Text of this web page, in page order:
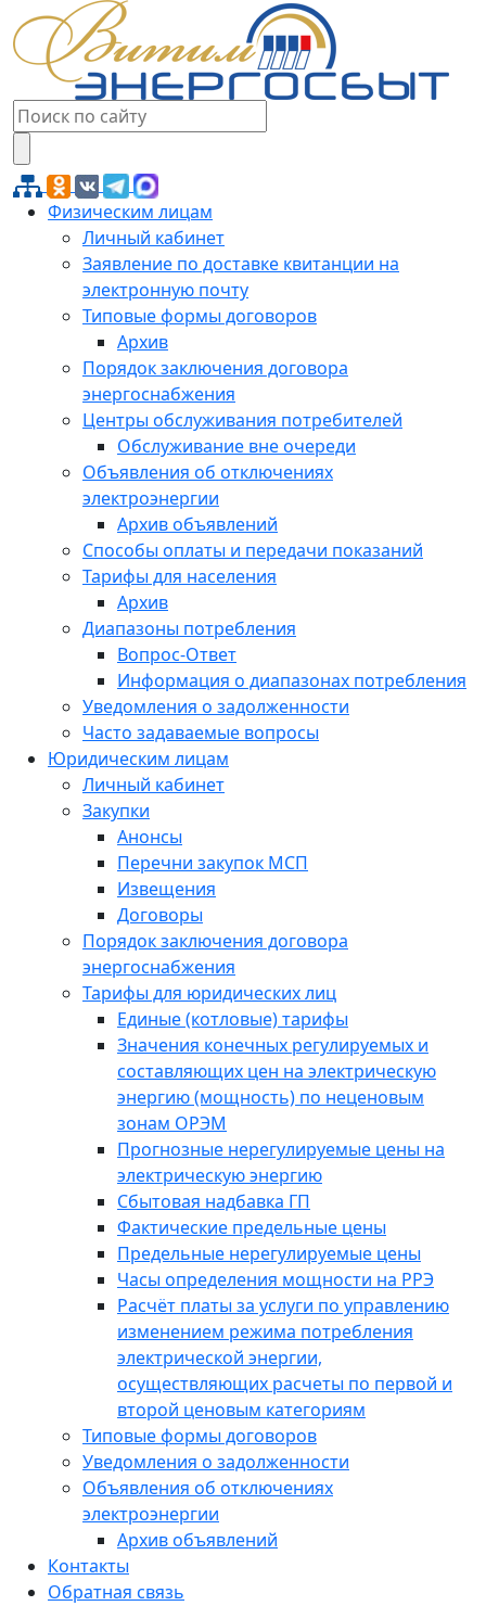
Физическим лицам
Личный кабинет
Заявление по доставке квитанции на
электронную почту
Типовые формы договоров
Архив
Порядок заключения договора
энергоснабжения
Центры обслуживания потребителей
Обслуживание вне очереди
Объявления об отключениях
электроэнергии
Архив объявлений
Способы оплаты и передачи показаний
Тарифы для населения
Архив
Диапазоны потребления
Вопрос-Ответ
Информация о диапазонах потребления
Уведомления о задолженности
Часто задаваемые вопросы
Юридическим лицам
Личный кабинет
Закупки
Анонсы
Перечни закупок МСП
Извещения
Договоры
Порядок заключения договора
энергоснабжения
Тарифы для юридических лиц
Единые (котловые) тарифы
Значения конечных регулируемых и
составляющих цен на электрическую
энергию (мощность) по неценовым
зонам ОРЭМ
Прогнозные нерегулируемые цены на
электрическую энергию
Сбытовая надбавка ГП
Фактические предельные цены
Предельные нерегулируемые цены
Часы определения мощности на РРЭ
Расчёт платы за услуги по управлению
изменением режима потребления
электрической энергии,
осуществляющих расчеты по первой и
второй ценовым категориям
Типовые формы договоров
Уведомления о задолженности
Объявления об отключениях
электроэнергии
Архив объявлений
Контакты
Обратная связь